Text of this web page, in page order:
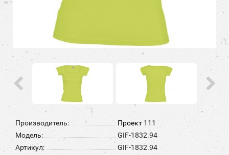
Производитель:
Проект 111
Модель:
GIF-1832.94
Артикул:
GIF-1832.94